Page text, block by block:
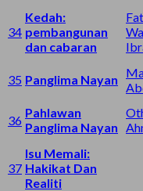
34
Kedah:
pembangunan
dan cabaran
35 Panglima Nayan
36
Pahlawan
Panglima Nayan
37
Isu Memali:
Hakikat Dan
Realiti